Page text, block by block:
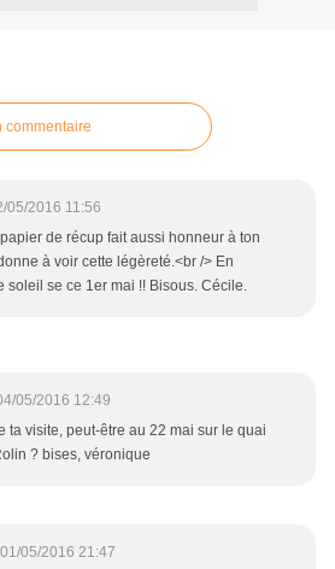
commentaire
05/2016 11:56
de récup fait aussi honneur à ton
à voir cette légèreté.<br /> En
soleil se ce 1er mai !! Bisous. Cécile.
05/2016 12:49
ta visite, peut-être au 22 mai sur le quai
? bises, véronique
01/05/2016 21:47